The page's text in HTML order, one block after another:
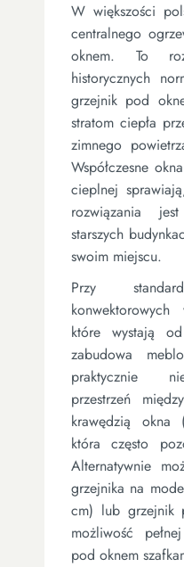
W większości
centralnego
oknem. To
historycznych
grzejnik pod
stratom ciepła
zimnego
Współczesne
cieplnej
rozwiązania
starszych
swoim miejscu.
Przy
które wystają
zabudowa
praktycznie
przestrzeń
krawędzią okna
która często
Alternatywnie
grzejnika na
cm) lub grzejnik
możliwość
pod oknem